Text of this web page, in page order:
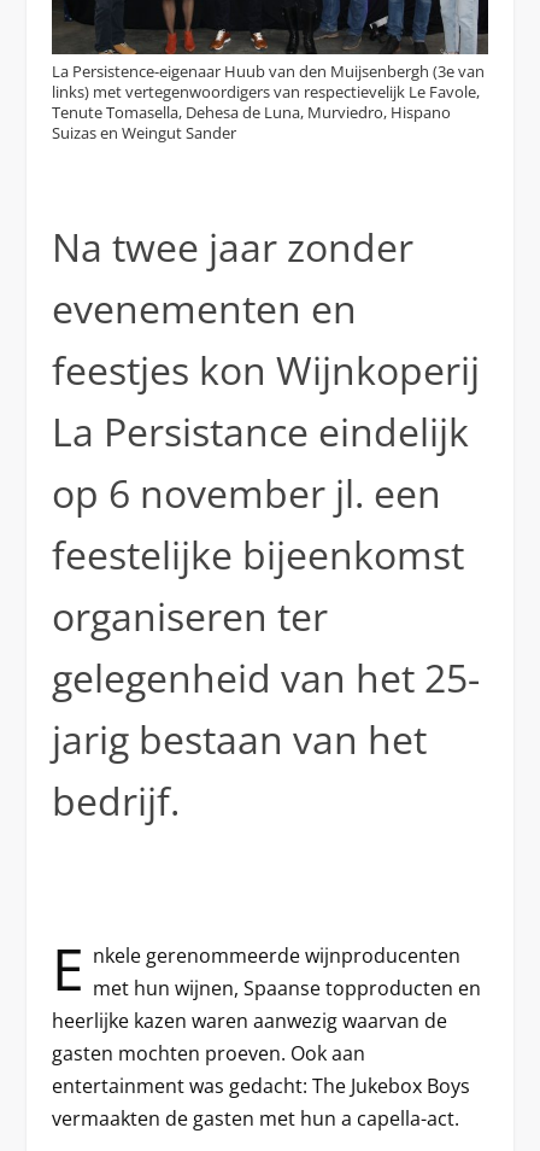
La Persistence-eigenaar Huub van den Muijsenbergh (3e van
links) met vertegenwoordigers van respectievelijk Le Favole,
Tenute Tomasella, Dehesa de Luna, Murviedro, Hispano
Suizas en Weingut Sander
Na twee jaar zonder
evenementen en
feestjes kon Wijnkoperij
La Persistance eindelijk
op 6 november jl. een
feestelijke bijeenkomst
organiseren ter
gelegenheid van het 25-
jarig bestaan van het
bedrijf.
E nkele gerenommeerde wijnproducenten
met hun wijnen, Spaanse topproducten en
heerlijke kazen waren aanwezig waarvan de
gasten mochten proeven. Ook aan
entertainment was gedacht: The Jukebox Boys
vermaakten de gasten met hun a capella-act.